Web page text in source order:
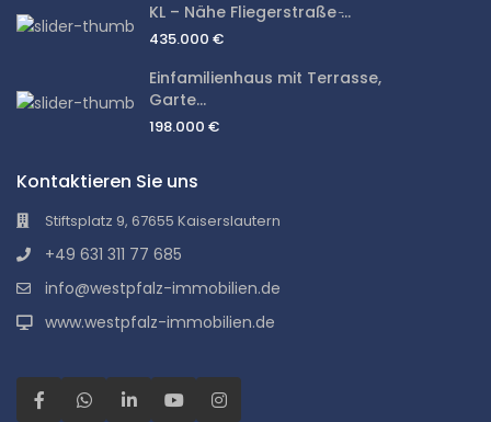
KL – Nähe Fliegerstraße ̵...
435.000 €
Einfamilienhaus mit Terrasse,
Garte...
198.000 €
Kontaktieren Sie uns
Stiftsplatz 9, 67655 Kaiserslautern
+49 631 311 77 685
info@westpfalz-immobilien.de
www.westpfalz-immobilien.de